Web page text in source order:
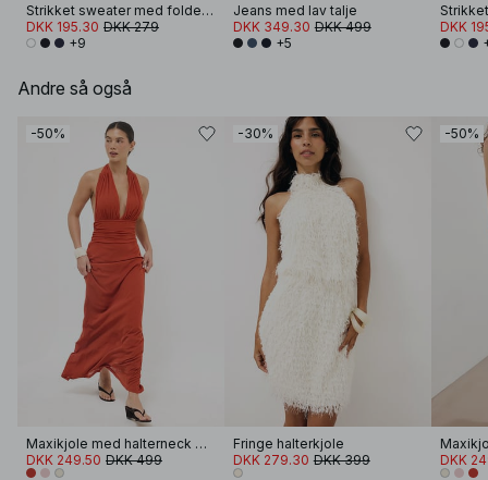
Strikket sweater med foldet ærme
DKK 195.30 DKK 279
+9
Jeans med lav talje
DKK 349.30 DKK 499
+5
DKK
Andre så også
-50%
Maxikjole med halterneck og binding
DKK 249.50 DKK 499
-30%
Fringe halterkjole
DKK 279.30 DKK 399
-50%
DKK